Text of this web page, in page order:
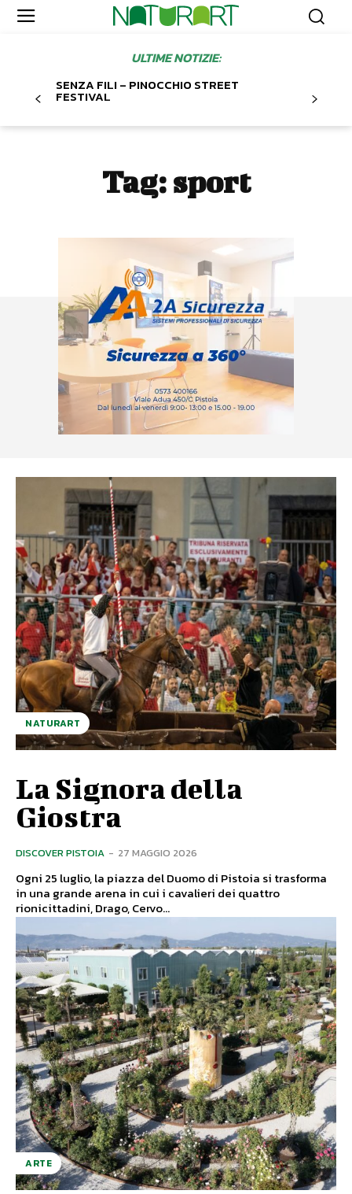
ULTIME NOTIZIE:
SENZA FILI – PINOCCHIO STREET
FESTIVAL
Tag: sport
NATURART
La Signora della
Giostra
DISCOVER PISTOIA - 27 MAGGIO 2026
Ogni 25 luglio, la piazza del Duomo di Pistoia si trasforma
in una grande arena in cui i cavalieri dei quattro
rionicittadini, Drago, Cervo...
ARTE